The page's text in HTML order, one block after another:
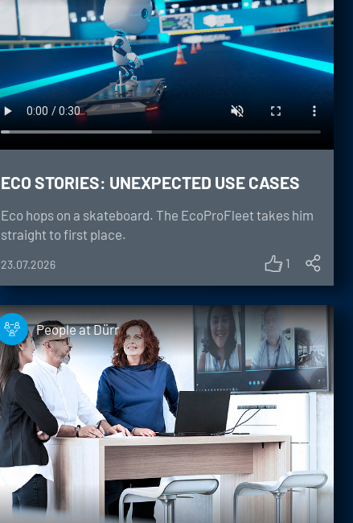
ECO STORIES: UNEXPECTED USE CASES
Eco hops on a skateboard. The EcoProFleet takes him
straight to first place.
23.07.2026 1
People at Dürr